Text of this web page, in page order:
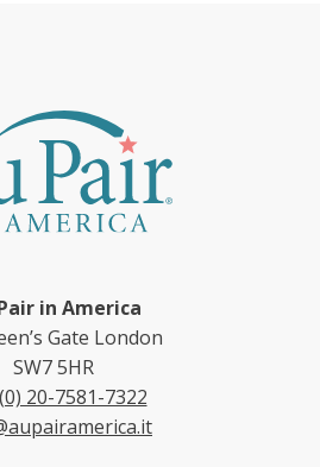
in America
Gate London
SW7 5HR
20-7581-7322